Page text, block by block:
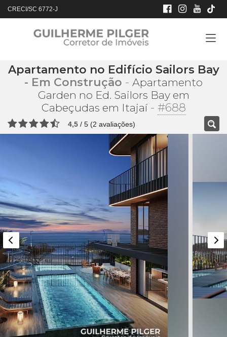
CRECI/SC 6772-J
Apartamento no Edifício Sailors Bay
- Em Construção - Apartamento
Garden no Ed. Sailors Bay em
Cabeçudas em Itajaí- #688
4,5 / 5 (2 avaliações)